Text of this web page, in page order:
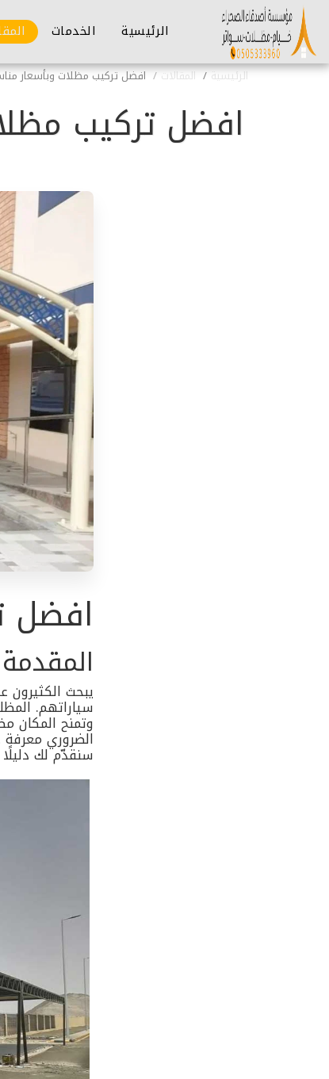
الرئيسية الخدمات
الرئيسية المقالات افضل تركيب مظلات وبأسعار
افضل تركيب
افضل
المقدمة
يبحث الكثيرون
سياراتهم.
وتمنح المكان
الضروري معرفة
سنقدّم لك